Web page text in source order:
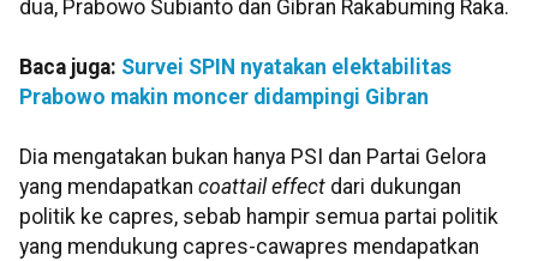
dua, Prabowo Subianto dan Gibran Rakabuming Raka.
Baca juga: Survei SPIN nyatakan elektabilitas
Prabowo makin moncer didampingi Gibran
Dia mengatakan bukan hanya PSI dan Partai Gelora
yang mendapatkan coattail effect dari dukungan
politik ke capres, sebab hampir semua partai politik
yang mendukung capres-cawapres mendapatkan